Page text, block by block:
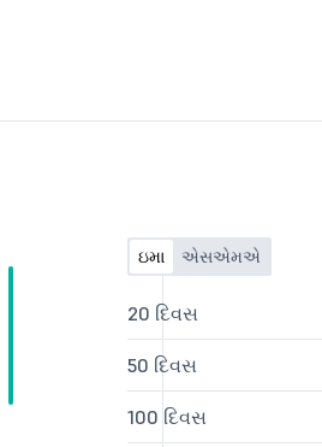
ઇમા એસએમએ
20 દિવસ
50 દિવસ
100 દિવસ